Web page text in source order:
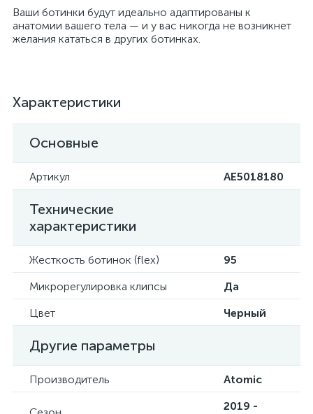
Ваши ботинки будут идеально адаптированы к
анатомии вашего тела — и у вас никогда не возникнет
желания кататься в других ботинках.
Характеристики
Основные
Артикул AE5018180
Технические
характеристики
Жесткость ботинок (flex)
95
Микрорегулировка клипсы
Да
Цвет
Черный
Другие параметры
Производитель Atomic
2019 -